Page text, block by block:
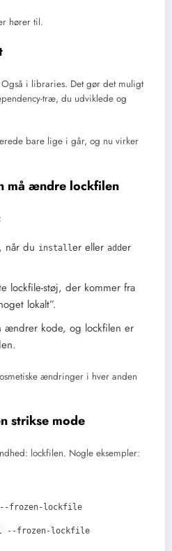
hører til.
Også i libraries. Det gør det muligt
træ, du udviklede og
bare lige i går, og nu virker
må ændre lockfilen
når du installer eller adder
lockfile-støj, der kommer fra
lokalt”.
ændrer kode, og lockfilen er
ændringer i hver anden
strikse mode
lockfilen. Nogle eksempler:
frozen-lockfile
--frozen-lockfile